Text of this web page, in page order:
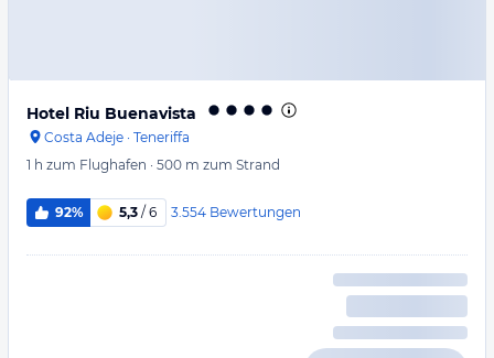
Hotel Riu Buenavista
Costa Adeje · Teneriffa
1 h zum Flughafen · 500 m zum Strand
92% 5,3 / 6 3.554 Bewertungen